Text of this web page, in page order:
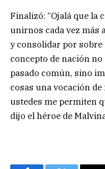
Finalizó: “Ojalá que la
unirnos cada vez más
y consolidar por sobre
concepto de nación
pasado común, sino
cosas una vocación
ustedes me permiten
dijo el héroe de